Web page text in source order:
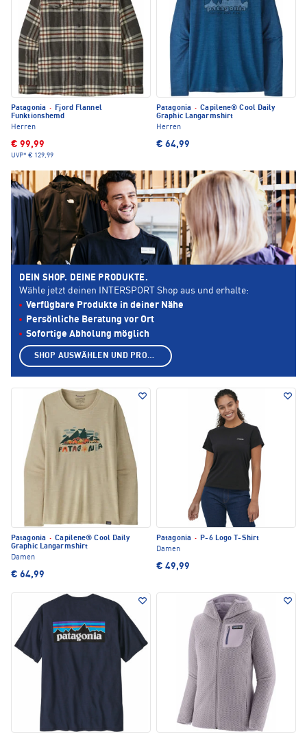
Patagonia ·
Fjord Flannel
Funktionshemd
Herren
€ 99,99
UVP* € 129,99
Patagonia · Capilene® Cool Daily
Graphic Langarmshirt
Herren
€ 64,99
Patagonia · Capilene® Cool Daily
Graphic Langarmshirt
Damen
€ 64,99
Patagonia · P-6 Logo T-Shirt
Damen
€ 49,99
DEIN SHOP. DEINE PRODUKTE.
Wähle jetzt deinen INTERSPORT Shop aus und erhalte:
Verfügbare Produkte in deiner Nähe
Persönliche Beratung vor Ort
Sofortige Abholung möglich
SHOP AUSWÄHLEN UND PRODUKTE ANZEIGEN